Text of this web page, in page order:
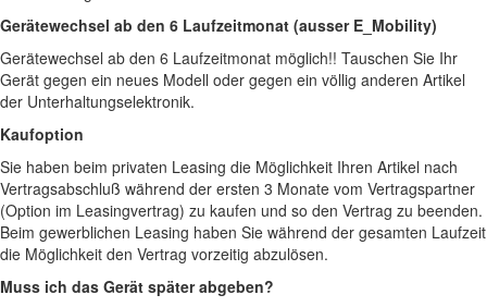
Gerätewechsel ab den 6 Laufzeitmonat (ausser E_Mobility)
Gerätewechsel ab den 6 Laufzeitmonat möglich!! Tauschen Sie Ihr
Gerät gegen ein neues Modell oder gegen ein völlig anderen Artikel
der Unterhaltungselektronik.
Kaufoption
Sie haben beim privaten Leasing die Möglichkeit Ihren Artikel nach
Vertragsabschluß während der ersten 3 Monate vom Vertragspartner
(Option im Leasingvertrag) zu kaufen und so den Vertrag zu beenden.
Beim gewerblichen Leasing haben Sie während der gesamten Laufzeit
die Möglichkeit den Vertrag vorzeitig abzulösen.
Muss ich das Gerät später abgeben?